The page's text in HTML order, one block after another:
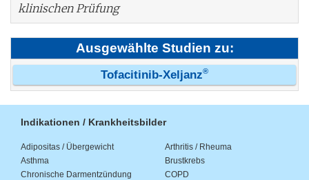
klinischen Prüfung
Ausgewählte Studien zu:
Tofacitinib-Xeljanz®
Indikationen / Krankheitsbilder
Adipositas / Übergewicht
Arthritis / Rheuma
Asthma
Brustkrebs
Chronische Darmentzündung
COPD